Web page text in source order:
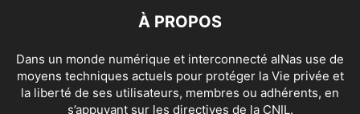
À PROPOS
Dans un monde numérique et interconnecté alNas use de
moyens techniques actuels pour protéger la Vie privée et
la liberté de ses utilisateurs, membres ou adhérents, en
s’appuyant sur les directives de la CNIL.